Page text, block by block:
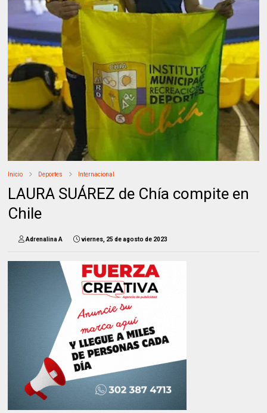
Inicio Deportes Internacional
LAURA SUÁREZ de Chía compite en
Chile
Adrenalina A viernes, 25 de agosto de 2023